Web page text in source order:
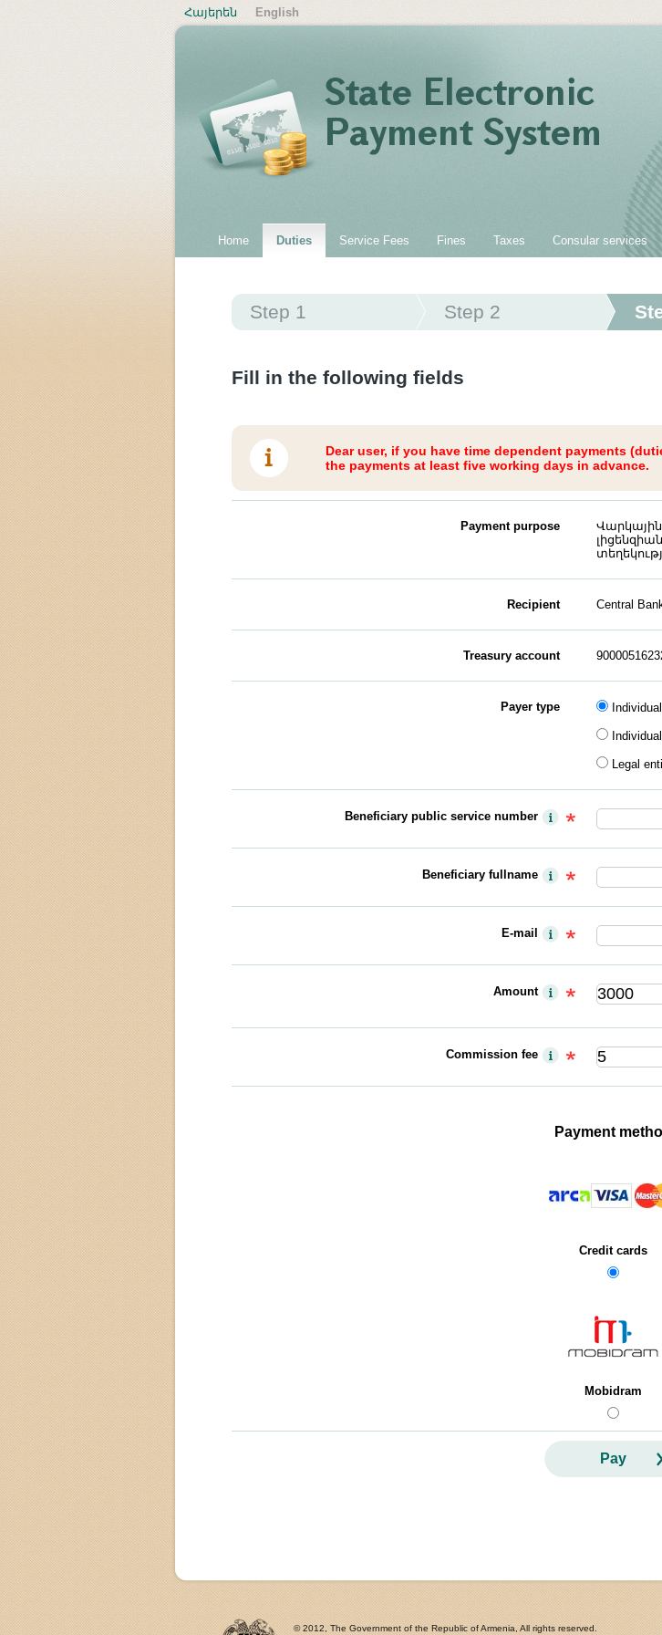
Հայերեն English
Home Duties Service Fees Fines Taxes Consular services
Step 1 Step 2
Fill in the following fields
Dear user, if you have time dependent payments
the payments at least five working days in advance.
Payment purpose
Recipient Central
Treasury account
Payer type Individual
Legal
Beneficiary public service number
Beneficiary fullname
E-mail
Amount
Commission fee
Payment
Credit cards
Mobidram
Pay
© 2012, The Government of the Republic of Armenia, All rights reserved.